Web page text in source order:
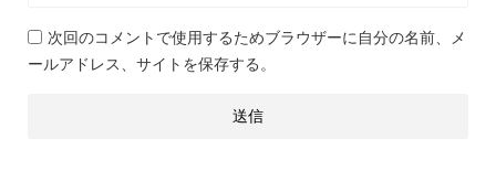
次回のコメントで使用するためブラウザーに自分の名前、メ
ールアドレス、サイトを保存する。